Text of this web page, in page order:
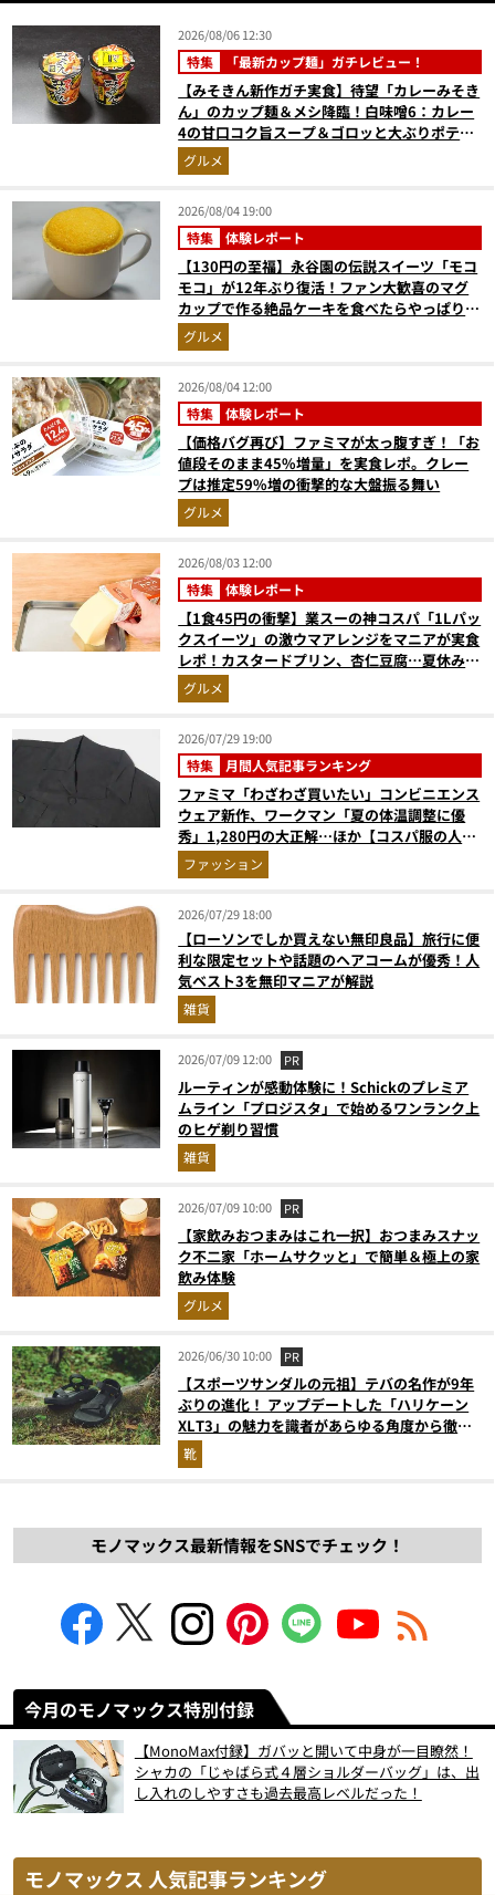
2026/08/06 12:30
特集 「最新カップ麺」ガチレビュー！
【みそきん新作ガチ実食】待望「カレーみそき
ん」のカップ麺＆メシ降臨！白味噌6：カレー
4の甘口コク旨スープ＆ゴロッと大ぶりポテト
に歓喜
グルメ
2026/08/04 19:00
特集 体験レポート
【130円の至福】永谷園の伝説スイーツ「モコ
モコ」が12年ぶり復活！ファン大歓喜のマグ
カップで作る絶品ケーキを食べたらやっぱり最
高にウマかった
グルメ
2026/08/04 12:00
特集 体験レポート
【価格バグ再び】ファミマが太っ腹すぎ！「お
値段そのまま45%増量」を実食レポ。クレー
プは推定59%増の衝撃的な大盤振る舞い
グルメ
2026/08/03 12:00
特集 体験レポート
【1食45円の衝撃】業スーの神コスパ「1Lパッ
クスイーツ」の激ウマアレンジをマニアが実食
レポ！カスタードプリン、杏仁豆腐…夏休みの
おやつに最強すぎた
グルメ
2026/07/29 19:00
特集 月間人気記事ランキング
ファミマ「わざわざ買いたい」コンビニエンス
ウェア新作、ワークマン「夏の体温調整に優
秀」1,280円の大正解…ほか【コスパ服の人気
記事ランキングベスト3】（2026年6月版）
ファッション
2026/07/29 18:00
【ローソンでしか買えない無印良品】旅行に便
利な限定セットや話題のヘアコームが優秀！人
気ベスト3を無印マニアが解説
雑貨
2026/07/09 12:00 PR
ルーティンが感動体験に！Schickのプレミア
ムライン「プロジスタ」で始めるワンランク上
のヒゲ剃り習慣
雑貨
2026/07/09 10:00 PR
【家飲みおつまみはこれ一択】おつまみスナッ
ク不二家「ホームサクッと」で簡単＆極上の家
飲み体験
グルメ
2026/06/30 10:00 PR
【スポーツサンダルの元祖】テバの名作が9年
ぶりの進化！ アップデートした「ハリケーン
XLT3」の魅力を識者があらゆる角度から徹底
解説！
靴
モノマックス最新情報をSNSでチェック！
今月のモノマックス特別付録
【MonoMax付録】ガバッと開いて中身が一目瞭然！
シャカの「じゃばら式４層ショルダーバッグ」は、出
し入れのしやすさも過去最高レベルだった！
モノマックス 人気記事ランキング